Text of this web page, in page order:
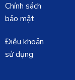
Chính sách
bảo mật
Điều khoản
sử dụng